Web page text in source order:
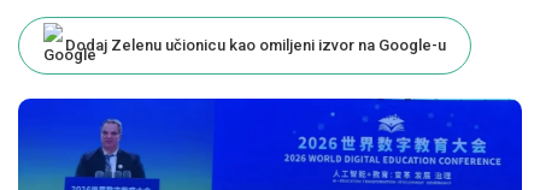
Dodaj Zelenu učionicu kao omiljeni izvor na Google-u